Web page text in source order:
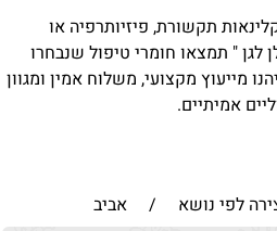
תקשורת, פיזיותרפיה או
לגן " תמצאו חומרי טיפול שנבחרו
מייעוץ מקצועי, משלוח אמין ומגוון
אמיתיים.
לפי נושא / אביב